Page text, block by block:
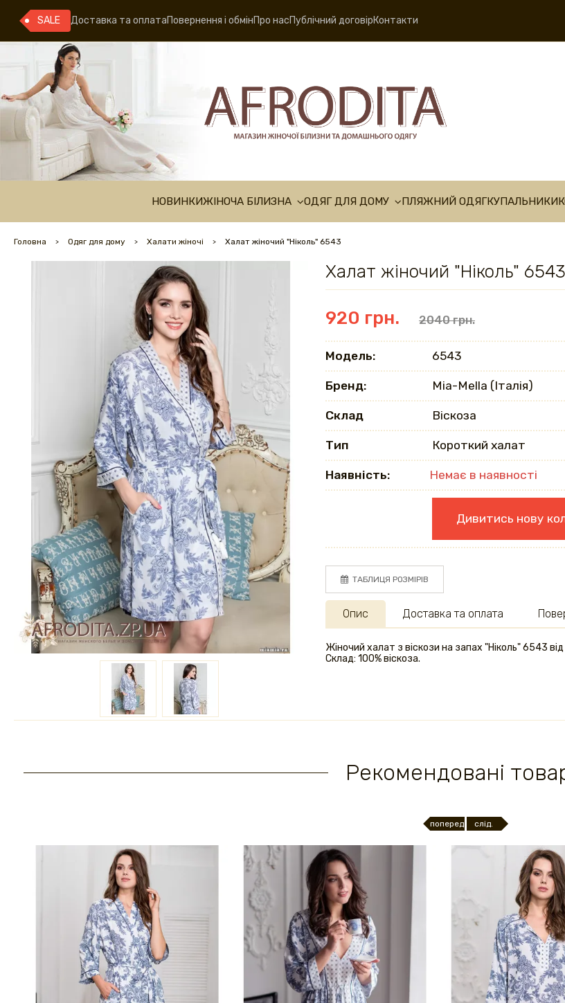
SALE Доставка та оплатаПовернення і обмінПро насПублічний договірКонтакти
НОВИНКИЖІНОЧА БІЛИЗНА ОДЯГ ДЛЯ ДОМУ ПЛЯЖНИЙ ОДЯГКУПАЛЬНИКИ
Головна Одяг для дому Халати жіночі Халат жіночий "Ніколь" 6543
Халат жіночий "Ніколь" 6543
920 грн. 2040 грн.
Модель: 6543
Бренд: Mia-Mella (Італія)
Склад Віскоза
Тип Короткий халат
Наявність: Немає в наявності
Дивитись нову
ТАБЛИЦЯ РОЗМІРІВ
Опис
Жіночий халат з віскози на запах "Ніколь" 6543
Склад: 100% віскоза.
Доставка та оплата
Рекомендовані
поперед. слід.